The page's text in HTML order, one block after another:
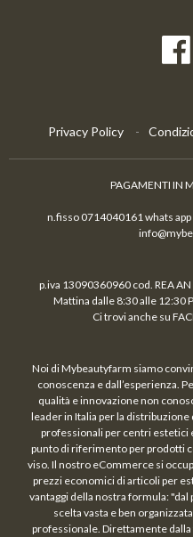
Privacy Policy
PAGAMENTI IN
n.fisso 0714040161 whats
p.iva 13090360960 cod. REA
Mattina dalle 8:30 alle 12:30
Ci trovi anche su
Noi di Mybeautyfarm siamo
conoscenza e dall’esperienza.
qualità e innovazione non
leader in Italia per la
professionali per centri estetici
punto di riferimento per prodotti
viso. Il nostro eCommerce si
prezzi economici di articoli per
vantaggi della nostra formula:
scelta vasta e ben
professionale. Direttamente